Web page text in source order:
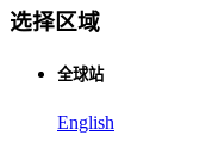
选择区域
全球站
English